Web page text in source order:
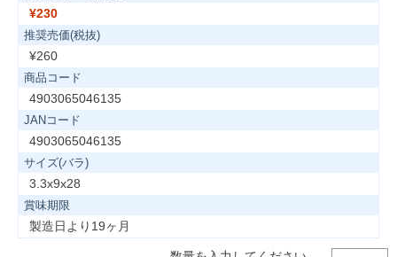
¥230
推奨売価(税抜)
¥260
商品コード
4903065046135
JANコード
4903065046135
サイズ(バラ)
3.3x9x28
賞味期限
製造日より19ヶ月